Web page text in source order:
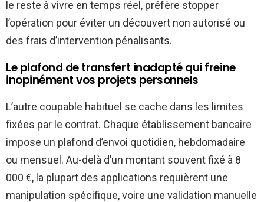
le reste à vivre en temps réel, préfère stopper
l’opération pour éviter un découvert non autorisé ou
des frais d’intervention pénalisants.
Le plafond de transfert inadapté qui freine
inopinément vos projets personnels
L’autre coupable habituel se cache dans les limites
fixées par le contrat. Chaque établissement bancaire
impose un plafond d’envoi quotidien, hebdomadaire
ou mensuel. Au-delà d’un montant souvent fixé à 8
000 €, la plupart des applications requièrent une
manipulation spécifique, voire une validation manuelle